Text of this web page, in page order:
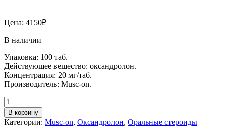
Цена: 4150₽
В наличии
Упаковка: 100 таб.
Действующее вещество: оксандролон.
Концентрация: 20 мг/таб.
Производитель: Musc-on.
В корзину
Категории: Musc-on, Оксандролон, Оральные стероиды